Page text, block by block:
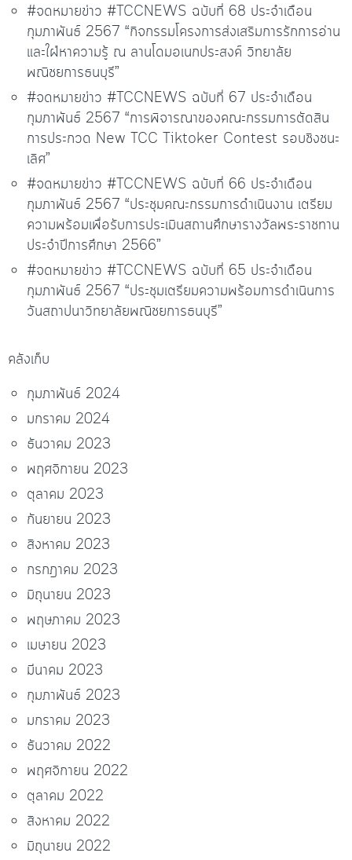
#จดหมายข่าว #TCCNEWS ฉบับที่ 68 ประจำเดือน
กุมภาพันธ์ 2567 “กิจกรรมโครงการส่งเสริมการรักการอ่าน
และใฝ่หาความรู้ ณ ลานโดมอเนกประสงค์ วิทยาลัย
พณิชยการธนบุรี”
#จดหมายข่าว #TCCNEWS ฉบับที่ 67 ประจำเดือน
กุมภาพันธ์ 2567 “การพิจารณาของคณะกรรมการตัดสิน
การประกวด New TCC Tiktoker Contest รอบชิงชนะ
เลิศ”
#จดหมายข่าว #TCCNEWS ฉบับที่ 66 ประจำเดือน
กุมภาพันธ์ 2567 “ประชุมคณะกรรมการดำเนินงาน เตรียม
ความพร้อมเพื่อรับการประเมินสถานศึกษารางวัลพระราชทาน
ประจำปีการศึกษา 2566”
#จดหมายข่าว #TCCNEWS ฉบับที่ 65 ประจำเดือน
กุมภาพันธ์ 2567 “ประชุมเตรียมความพร้อมการดำเนินการ
วันสถาปนาวิทยาลัยพณิชยการธนบุรี”
คลังเก็บ
กุมภาพันธ์ 2024
มกราคม 2024
ธันวาคม 2023
พฤศจิกายน 2023
ตุลาคม 2023
กันยายน 2023
สิงหาคม 2023
กรกฎาคม 2023
มิถุนายน 2023
พฤษภาคม 2023
เมษายน 2023
มีนาคม 2023
กุมภาพันธ์ 2023
มกราคม 2023
ธันวาคม 2022
พฤศจิกายน 2022
ตุลาคม 2022
สิงหาคม 2022
มิถุนายน 2022